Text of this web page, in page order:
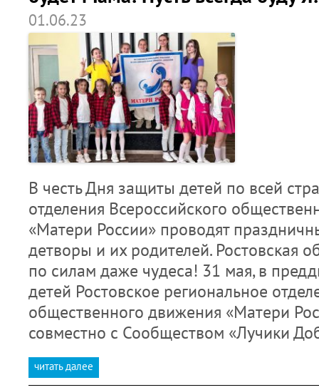
01.06.23
В честь Дня защиты детей по всей
отделения Всероссийского
«Матери России» проводят
детворы и их родителей. Ростовская
по силам даже чудеса! 31 мая, в
детей Ростовское региональное
общественного движения «Матери
совместно с Сообществом «Лучики
читать далее